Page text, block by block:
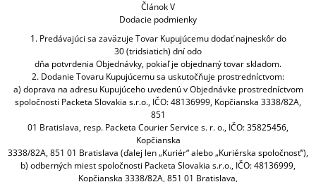
Článok V
Dodacie podmienky
1. Predávajúci sa zaväzuje Tovar Kupujúcemu dodať najneskôr do
30 (tridsiatich) dní odo
dňa potvrdenia Objednávky, pokiaľ je objednaný tovar skladom.
2. Dodanie Tovaru Kupujúcemu sa uskutočňuje prostredníctvom:
a) doprava na adresu Kupujúceho uvedenú v Objednávke prostredníctvom
spoločnosti Packeta Slovakia s.r.o., IČO: 48136999, Kopčianska 3338/82A,
851
01 Bratislava, resp. Packeta Courier Service s. r. o., IČO: 35825456,
Kopčianska
3338/82A, 851 01 Bratislava (ďalej len „Kuriér“ alebo „Kuriérska spoločnosť“),
b) odberných miest spoločnosti Packeta Slovakia s.r.o., IČO: 48136999,
Kopčianska 3338/82A, 851 01 Bratislava,